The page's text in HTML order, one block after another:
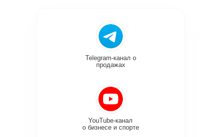
YouTube-канал
о бизнесе и спорте
Telegram-канал о
продажах